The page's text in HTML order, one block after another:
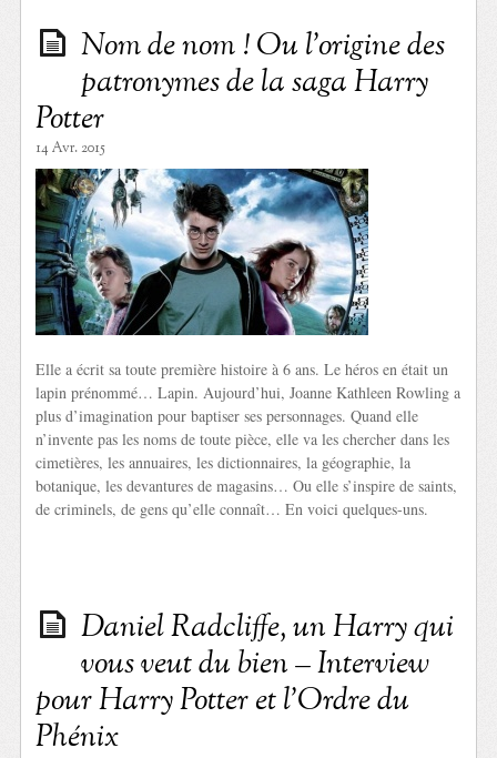
Nom de nom ! Ou l’origine des
patronymes de la saga Harry
Potter
14 Avr. 2015
Elle a écrit sa toute première histoire à 6 ans. Le héros en était un
lapin prénommé… Lapin. Aujourd’hui, Joanne Kathleen Rowling a
plus d’imagination pour baptiser ses personnages. Quand elle
n’invente pas les noms de toute pièce, elle va les chercher dans les
cimetières, les annuaires, les dictionnaires, la géographie, la
botanique, les devantures de magasins… Ou elle s’inspire de saints,
de criminels, de gens qu’elle connaît… En voici quelques-uns.
Daniel Radcliffe, un Harry qui
vous veut du bien – Interview
pour Harry Potter et l’Ordre du
Phénix